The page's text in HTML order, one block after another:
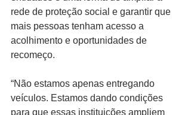
rede de proteção social e garantir que
mais pessoas tenham acesso a
acolhimento e oportunidades de
recomeço.
“Não estamos apenas entregando
veículos. Estamos dando condições
para que essas instituições ampliem